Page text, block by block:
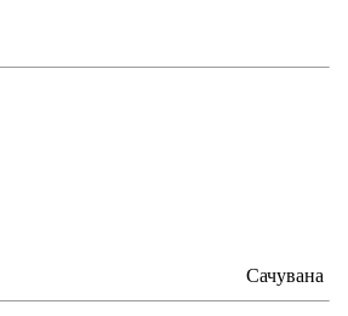
Сачувана